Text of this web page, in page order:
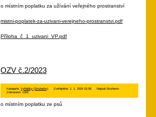
o místním poplatku za užívání veřejného prostranství
mistni-poplatek-za-uzivani-verejneho-prostranstvi.pdf
Příloha_č_1_uzivani_VP.pdf
OZV č.2/2023
Kategorie:Vyhlášky (Struhařov) Zveřejněno: 1. 1. 2024 15:58
Napsal Struharov
Zobrazeno: 1303
o místním poplatku ze psů